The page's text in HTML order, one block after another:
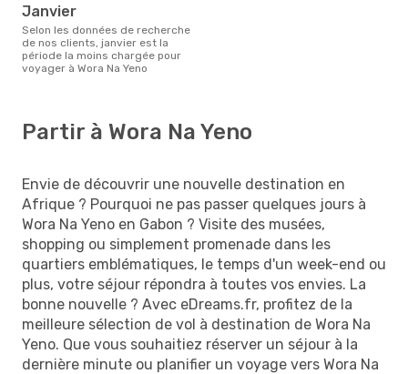
janvier
Selon les données de recherche
de nos clients, janvier est la
période la moins chargée pour
voyager à Wora Na Yeno
Partir à Wora Na Yeno
Envie de découvrir une nouvelle destination en
Afrique ? Pourquoi ne pas passer quelques jours à
Wora Na Yeno en Gabon ? Visite des musées,
shopping ou simplement promenade dans les
quartiers emblématiques, le temps d'un week-end ou
plus, votre séjour répondra à toutes vos envies. La
bonne nouvelle ? Avec eDreams.fr, profitez de la
meilleure sélection de vol à destination de Wora Na
Yeno. Que vous souhaitiez réserver un séjour à la
dernière minute ou planifier un voyage vers Wora Na